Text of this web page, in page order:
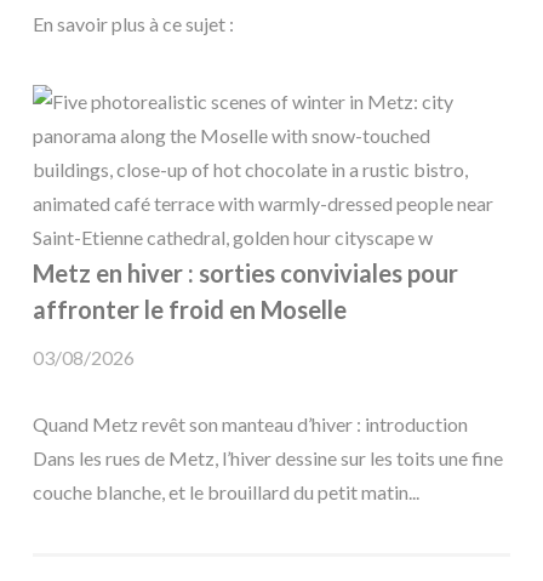
En savoir plus à ce sujet :
Metz en hiver : sorties conviviales pour
affronter le froid en Moselle
03/08/2026
Quand Metz revêt son manteau d’hiver : introduction
Dans les rues de Metz, l’hiver dessine sur les toits une fine
couche blanche, et le brouillard du petit matin...